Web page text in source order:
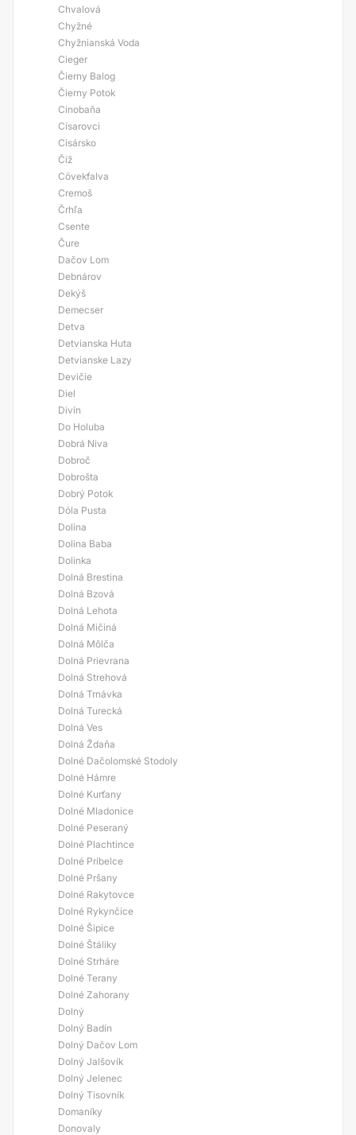
Chvalová
Chyžné
Chyžnianská Voda
Cieger
Čierny Balog
Čierny Potok
Cinobaňa
Císarovci
Cisársko
Číž
Cövekfalva
Cremoš
Črhľa
Csente
Čure
Dačov Lom
Debnárov
Dekýš
Demecser
Detva
Detvianska Huta
Detvianske Lazy
Devičie
Diel
Divín
Do Holuba
Dobrá Niva
Dobroč
Dobrošta
Dobrý Potok
Dóla Pusta
Dolina
Dolina Baba
Dolinka
Dolná Brestina
Dolná Bzová
Dolná Lehota
Dolná Mičiná
Dolná Môlča
Dolná Prievrana
Dolná Strehová
Dolná Trnávka
Dolná Turecká
Dolná Ves
Dolná Ždaňa
Dolné Dačolomské Stodoly
Dolné Hámre
Dolné Kurťany
Dolné Mladonice
Dolné Peseraný
Dolné Plachtince
Dolné Príbelce
Dolné Pršany
Dolné Rakytovce
Dolné Rykynčice
Dolné Šipice
Dolné Štáliky
Dolné Strháre
Dolné Terany
Dolné Zahorany
Dolný
Dolný Badín
Dolný Dačov Lom
Dolný Jalšovík
Dolný Jelenec
Dolný Tisovník
Domaníky
Donovaly